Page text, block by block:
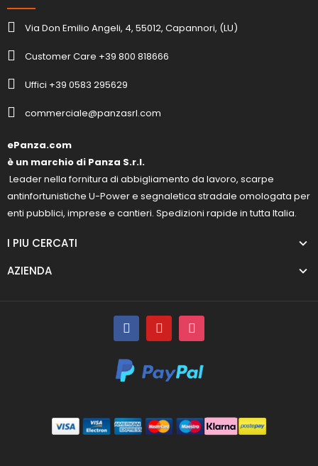
Via Don Emilio Angeli, 4, 55012, Capannori, (LU)
Customer Care +39 800 818666
Uffici +39 0583 295629
commerciale@panzasrl.com
ePanza.com
è un marchio di Panza S.r.l.
Leader nella fornitura di abbigliamento da lavoro, scarpe
antinfortunistiche U-Power e segnaletica stradale omologata per
enti pubblici, imprese e cantieri. Spedizioni rapide in tutta Italia.
I PIU CERCATI
AZIENDA